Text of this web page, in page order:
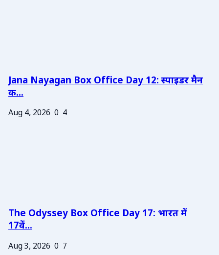
Jana Nayagan Box Office Day 12: स्पाइडर मैन
क...
Aug 4, 2026 0 4
The Odyssey Box Office Day 17: भारत में
17वें...
Aug 3, 2026 0 7